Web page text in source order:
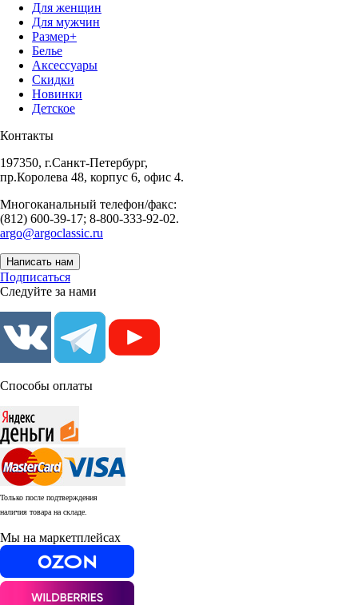
Для женщин
Для мужчин
Размер+
Белье
Аксессуары
Скидки
Новинки
Детское
Контакты
197350, г.Санкт-Петербург,
пр.Королева 48, корпус 6, офис 4.
Многоканальный телефон/факс:
(812) 600-39-17; 8-800-333-92-02.
argo@argoclassic.ru
Написать нам
Подписаться
Следуйте за нами
Способы оплаты
Только после подтверждения
наличия товара на складе.
Мы на маркетплейсах